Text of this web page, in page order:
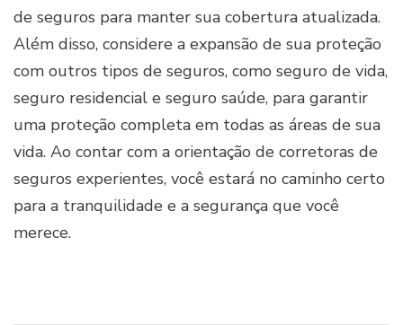
de seguros para manter sua cobertura atualizada.
Além disso, considere a expansão de sua proteção
com outros tipos de seguros, como seguro de vida,
seguro residencial e seguro saúde, para garantir
uma proteção completa em todas as áreas de sua
vida. Ao contar com a orientação de corretoras de
seguros experientes, você estará no caminho certo
para a tranquilidade e a segurança que você
merece.